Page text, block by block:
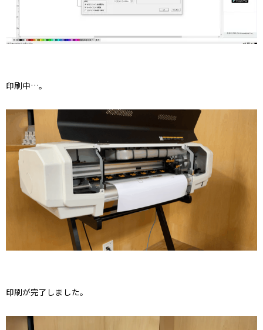
印刷中…。
印刷が完了しました。